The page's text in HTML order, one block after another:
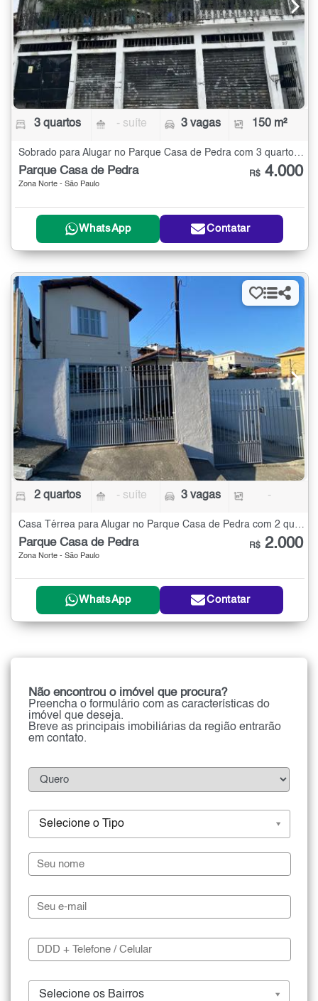
3 quartos - suíte 3 vagas 150 m²
Sobrado para Alugar no Parque Casa de Pedra com 3 quartos - 150 m²
Parque Casa de Pedra
Zona Norte - São Paulo
R$ 4.000
WhatsApp Contatar
2 quartos - suíte 3 vagas -
Parque Casa de Pedra
Zona Norte - São Paulo
R$ 2.000
WhatsApp Contatar
Não encontrou o imóvel que procura?
Preencha o formulário com as características do
imóvel que deseja.
Breve as principais imobiliárias da região entrarão
em contato.
Selecione o Tipo
Selecione os Bairros